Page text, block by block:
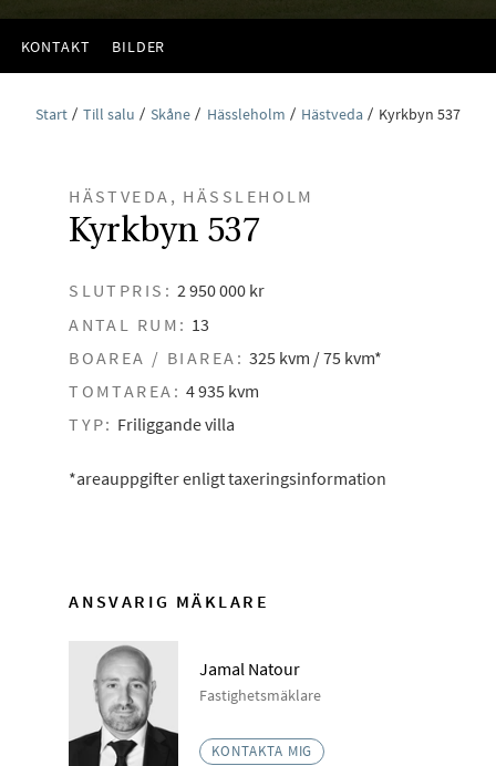
KONTAKT BILDER
Start Till salu Skåne Hässleholm Hästveda Kyrkbyn 537
HÄSTVEDA, HÄSSLEHOLM
Kyrkbyn 537
SLUTPRIS: 2 950 000 kr
ANTAL RUM: 13
BOAREA / BIAREA: 325 kvm / 75 kvm*
TOMTAREA: 4 935 kvm
TYP: Friliggande villa
*areauppgifter enligt taxeringsinformation
ANSVARIG MÄKLARE
Jamal Natour
Fastighetsmäklare
KONTAKTA MIG